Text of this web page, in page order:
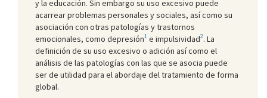
y la educación. Sin embargo su uso excesivo puede
acarrear problemas personales y sociales, así como su
asociación con otras patologías y trastornos
emocionales, como depresión1 e impulsividad2. La
definición de su uso excesivo o adición así como el
análisis de las patologías con las que se asocia puede
ser de utilidad para el abordaje del tratamiento de forma
global.